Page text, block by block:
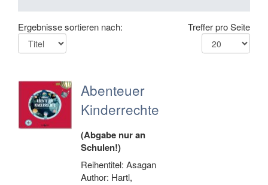
Ergebnisse sortieren nach: Treffer pro Seite
Abenteuer
Kinderrechte
(Abgabe nur an
Schulen!)
Reihentitel: Asagan
Author: Hartl,